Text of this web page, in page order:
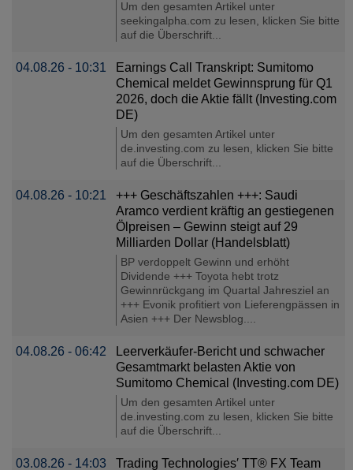
Um den gesamten Artikel unter
seekingalpha.com zu lesen, klicken Sie bitte
auf die Überschrift...
04.08.26 - 10:31
Earnings Call Transkript: Sumitomo
Chemical meldet Gewinnsprung für Q1
2026, doch die Aktie fällt (Investing.com
DE)
Um den gesamten Artikel unter
de.investing.com zu lesen, klicken Sie bitte
auf die Überschrift...
04.08.26 - 10:21
+++ Geschäftszahlen +++: Saudi
Aramco verdient kräftig an gestiegenen
Ölpreisen – Gewinn steigt auf 29
Milliarden Dollar (Handelsblatt)
BP verdoppelt Gewinn und erhöht
Dividende +++ Toyota hebt trotz
Gewinnrückgang im Quartal Jahresziel an
+++ Evonik profitiert von Lieferengpässen in
Asien +++ Der Newsblog....
04.08.26 - 06:42
Leerverkäufer-Bericht und schwacher
Gesamtmarkt belasten Aktie von
Sumitomo Chemical (Investing.com DE)
Um den gesamten Artikel unter
de.investing.com zu lesen, klicken Sie bitte
auf die Überschrift...
03.08.26 - 14:03
Trading Technologies′ TT® FX Team